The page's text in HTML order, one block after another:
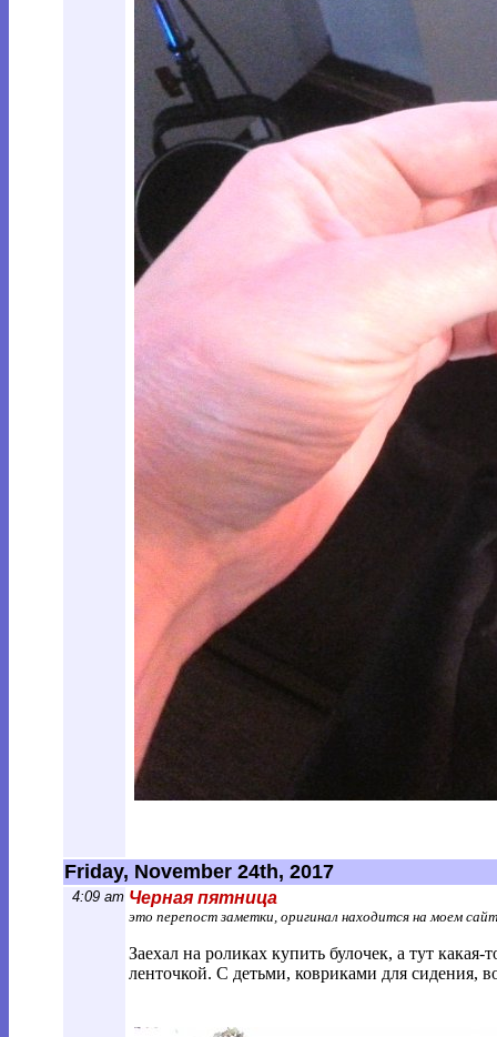
Friday, November 24th, 2017
4:09 am Черная пятница
это перепост заметки, оригинал находится на моем
Заехал на роликах купить булочек, а тут
ленточкой. С детьми, ковриками для сидения,